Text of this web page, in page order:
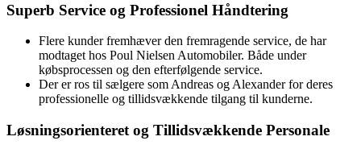
Superb Service og Professionel Håndtering
Flere kunder fremhæver den fremragende service, de har
modtaget hos Poul Nielsen Automobiler. Både under
købsprocessen og den efterfølgende service.
Der er ros til sælgere som Andreas og Alexander for deres
professionelle og tillidsvækkende tilgang til kunderne.
Løsningsorienteret og Tillidsvækkende Personale